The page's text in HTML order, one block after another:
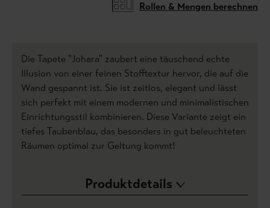
Rollen & Mengen berechnen
Die Tapete "Johara" zaubert eine täuschend echte
Illusion von einer feinen Stofftextur hervor, die auf die
Wand gespannt ist. Sie ist zeitlos, elegant und lässt
sich perfekt mit einem modernen und minimalistischen
Einrichtungsstil kombinieren. Diese Variante zeigt ein
tiefes Taubenblau, das besonders in gut beleuchteten
Räumen optimal zur Geltung kommt!
Produktdetails